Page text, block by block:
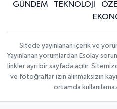
GÜNDEM TEKNOLOJİ
Sitede yayınlanan içerik ve
Yayınlanan yorumlardan Esolay
linkler ayrı bir sayfada açılır.
ve fotoğraflar izin alınmaksızın
ortamda